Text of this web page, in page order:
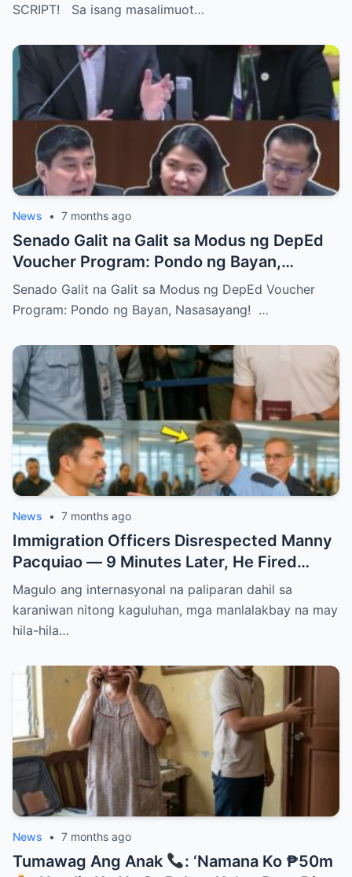
SCRIPT! Sa isang masalimuot…
News • 7 months ago
Senado Galit na Galit sa Modus ng DepEd
Voucher Program: Pondo ng Bayan,
Nasasayang!
Senado Galit na Galit sa Modus ng DepEd Voucher
Program: Pondo ng Bayan, Nasasayang! …
News • 7 months ago
Immigration Officers Disrespected Manny
Pacquiao — 9 Minutes Later, He Fired
Them Instantly..
Magulo ang internasyonal na paliparan dahil sa
karaniwan nitong kaguluhan, mga manlalakbay na may
hila-hila…
News • 7 months ago
Tumawag Ang Anak
: ‘Namana Ko ₱50m